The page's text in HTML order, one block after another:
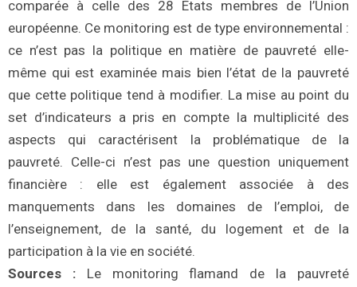
comparée à celle des 28 États membres de l’Union
européenne. Ce monitoring est de type environnemental :
ce n’est pas la politique en matière de pauvreté elle-
même qui est examinée mais bien l’état de la pauvreté
que cette politique tend à modifier. La mise au point du
set d’indicateurs a pris en compte la multiplicité des
aspects qui caractérisent la problématique de la
pauvreté. Celle-ci n’est pas une question uniquement
financière : elle est également associée à des
manquements dans les domaines de l’emploi, de
l’enseignement, de la santé, du logement et de la
participation à la vie en société.
Sources :
Le monitoring flamand de la pauvreté